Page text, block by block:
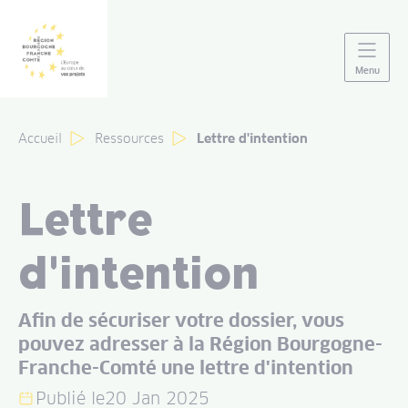
Menu
Accueil Ressources Lettre d'intention
Lettre
d'intention
Afin de sécuriser votre dossier, vous
pouvez adresser à la Région Bourgogne-
Franche-Comté une lettre d'intention
Publié le20 Jan 2025